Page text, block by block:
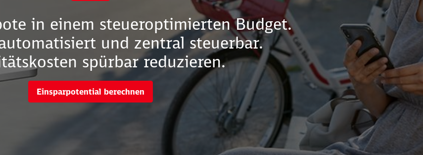
in einem steueroptimierten Budget.
und zentral steuerbar.
spürbar reduzieren.
Einsparpotential berechnen